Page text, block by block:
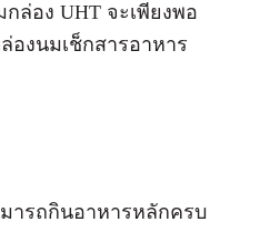
ล่อง UHT จะเพียงพอ
องนมเช็กสารอาหาร
ารถกินอาหารหลักครบ